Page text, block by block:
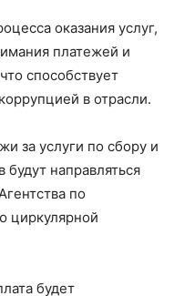
оказания услуг,
платежей и
способствует
в отрасли.
за услуги по сбору и
направляться
по
циркулярной
будет